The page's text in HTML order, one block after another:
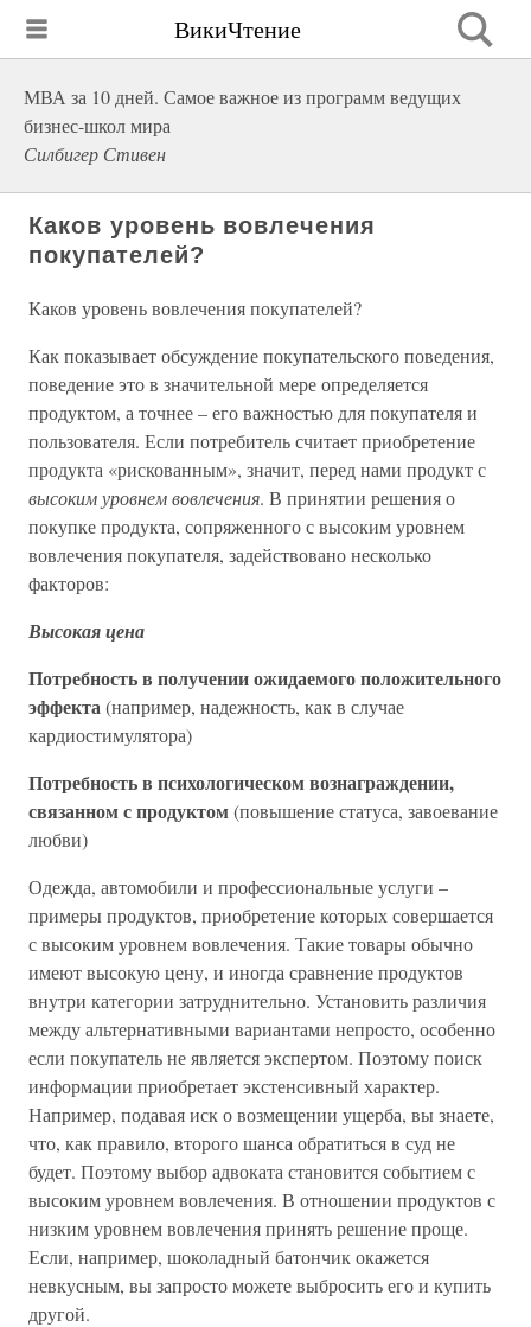
ВикиЧтение
МВА за 10 дней. Самое важное из программ ведущих
бизнес-школ мира
Силбигер Стивен
Каков уровень вовлечения
покупателей?
Каков уровень вовлечения покупателей?
Как показывает обсуждение покупательского поведения,
поведение это в значительной мере определяется
продуктом, а точнее – его важностью для покупателя и
пользователя. Если потребитель считает приобретение
продукта «рискованным», значит, перед нами продукт с
высоким уровнем вовлечения. В принятии решения о
покупке продукта, сопряженного с высоким уровнем
вовлечения покупателя, задействовано несколько
факторов:
Высокая цена
Потребность в получении ожидаемого положительного
эффекта(например, надежность, как в случае
кардиостимулятора)
Потребность в психологическом вознаграждении,
связанном с продуктом(повышение статуса, завоевание
любви)
Одежда, автомобили и профессиональные услуги –
примеры продуктов, приобретение которых совершается
с высоким уровнем вовлечения. Такие товары обычно
имеют высокую цену, и иногда сравнение продуктов
внутри категории затруднительно. Установить различия
между альтернативными вариантами непросто, особенно
если покупатель не является экспертом. Поэтому поиск
информации приобретает экстенсивный характер.
Например, подавая иск о возмещении ущерба, вы знаете,
что, как правило, второго шанса обратиться в суд не
будет. Поэтому выбор адвоката становится событием с
высоким уровнем вовлечения. В отношении продуктов с
низким уровнем вовлечения принять решение проще.
Если, например, шоколадный батончик окажется
невкусным, вы запросто можете выбросить его и купить
другой.